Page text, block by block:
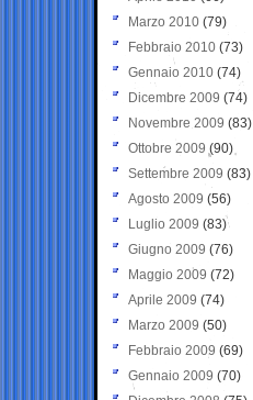
Marzo 2010 (79)
Febbraio 2010 (73)
Gennaio 2010 (74)
Dicembre 2009 (74)
Novembre 2009 (83)
Ottobre 2009 (90)
Settembre 2009 (83)
Agosto 2009 (56)
Luglio 2009 (83)
Giugno 2009 (76)
Maggio 2009 (72)
Aprile 2009 (74)
Marzo 2009 (50)
Febbraio 2009 (69)
Gennaio 2009 (70)